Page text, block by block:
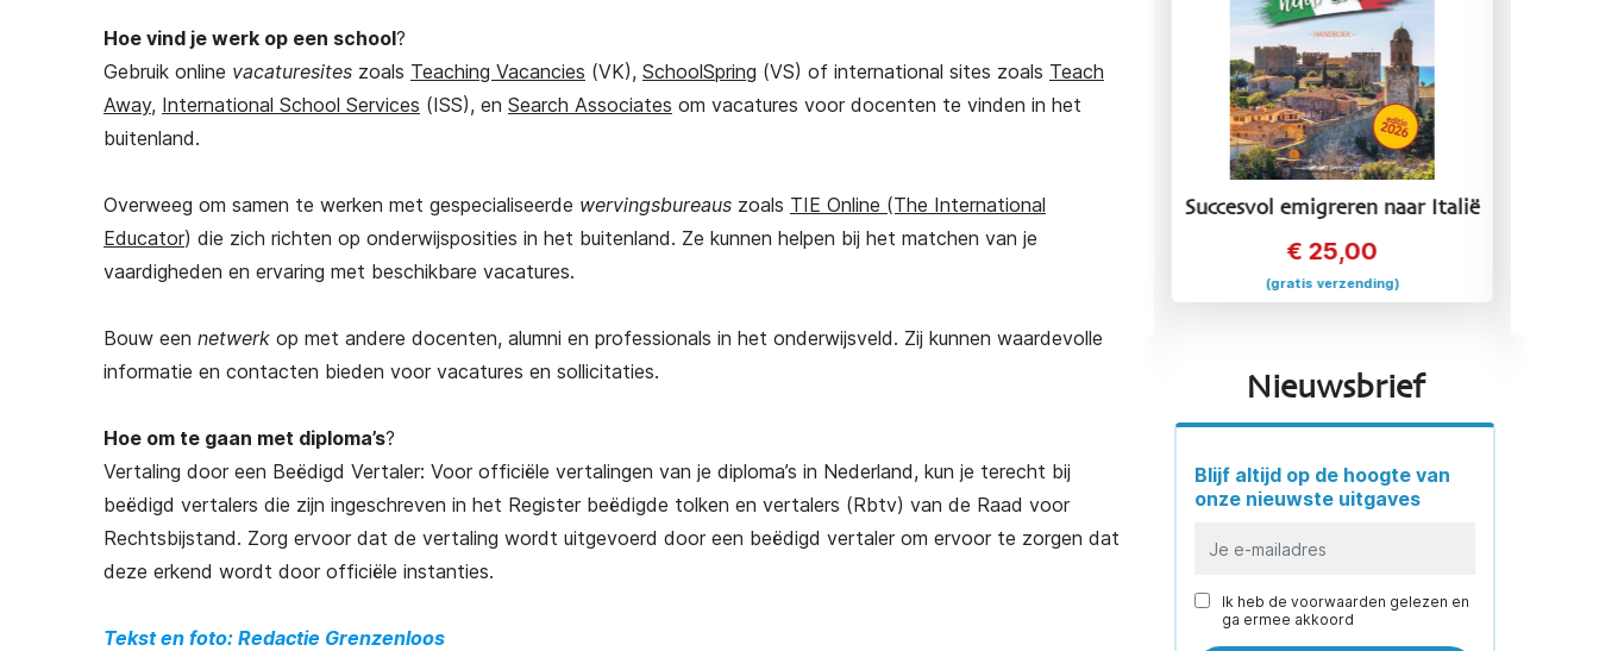
Hoe vind je werk op een school?
Gebruik online vacaturesites zoals Teaching Vacancies (VK), SchoolSpring (VS) of international sites zoals Teach
Away, International School Services (ISS), en Search Associates om vacatures voor docenten te vinden in het
buitenland.
Overweeg om samen te werken met gespecialiseerde wervingsbureaus zoals TIE Online (The International
Educator) die zich richten op onderwijsposities in het buitenland. Ze kunnen helpen bij het matchen van je
vaardigheden en ervaring met beschikbare vacatures.
Bouw een netwerk op met andere docenten, alumni en professionals in het onderwijsveld. Zij kunnen waardevolle
informatie en contacten bieden voor vacatures en sollicitaties.
Hoe om te gaan met diploma’s?
Vertaling door een Beëdigd Vertaler: Voor officiële vertalingen van je diploma’s in Nederland, kun je terecht bij
beëdigd vertalers die zijn ingeschreven in het Register beëdigde tolken en vertalers (Rbtv) van de Raad voor
Rechtsbijstand. Zorg ervoor dat de vertaling wordt uitgevoerd door een beëdigd vertaler om ervoor te zorgen dat
deze erkend wordt door officiële instanties.
Tekst en foto: Redactie Grenzenloos
Succesvol emigreren naar
Frankrijk
€ 25,00
Succesvol Emigreren naar
Spanje
Succesvol emigreren naar Italië
€ 25,00
Succesvol emigreren naar
Griekenland
€ 25,00
Nieuwsbrief
Blijf altijd op de hoogte van
onze nieuwste uitgaves
Ik heb de voorwaarden gelezen en
ga ermee akkoord